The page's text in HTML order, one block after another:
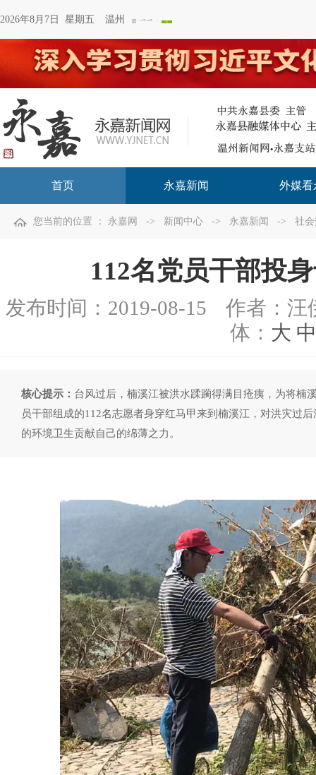
2026年8月7日 星期五 温州
首页 永嘉新闻 外媒看
您当前的位置 ： 永嘉网 -> 新闻中心 -> 永嘉新闻 -> 社
112名党员干部投
发布时间： 2019-08-15
作者：汪
体： 大 中
核心提示： 台风过后，楠溪江被洪水蹂躏得满目疮痍，为将楠
员干部组成的112名志愿者身穿红马甲来到楠溪江，对洪灾过
的环境卫生贡献自己的绵薄之力。